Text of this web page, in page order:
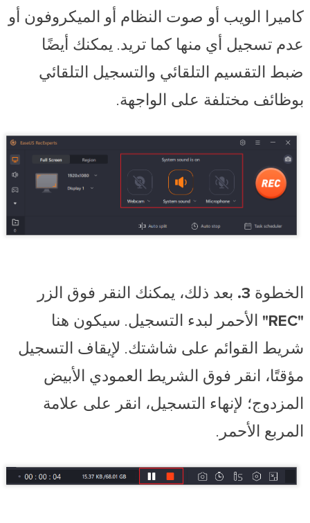
كاميرا الويب أو صوت النظام أو الميكروفون أو
عدم تسجيل أي منها كما تريد. يمكنك أيضًا
ضبط التقسيم التلقائي والتسجيل التلقائي
بوظائف مختلفة على الواجهة.
الخطوة 3.
بعد ذلك، يمكنك النقر فوق الزر
"REC"
الأحمر لبدء التسجيل. سيكون هنا
شريط القوائم على شاشتك. لإيقاف التسجيل
مؤقتًا، انقر فوق الشريط العمودي الأبيض
المزدوج؛ لإنهاء التسجيل، انقر على علامة
المربع الأحمر.